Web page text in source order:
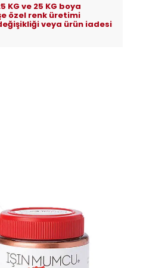
KG ve 25 KG boya
özel renk üretimi
veya ürün iadesi